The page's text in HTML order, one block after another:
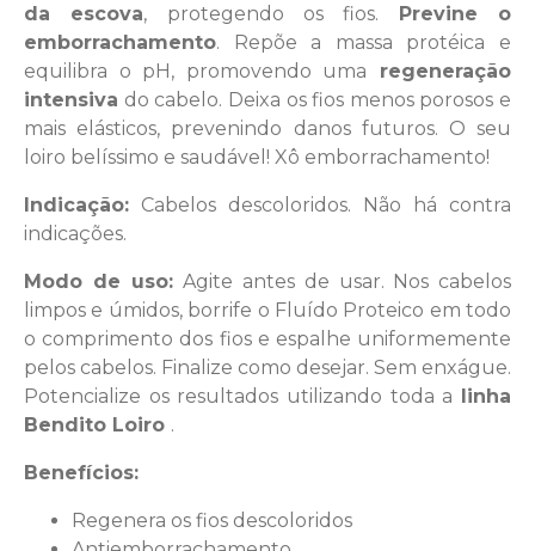
da escova, protegendo os fios. Previne o
emborrachamento. Repõe a massa protéica e
equilibra o pH, promovendo uma regeneração
intensiva do cabelo. Deixa os fios menos porosos e
mais elásticos, prevenindo danos futuros. O seu
loiro belíssimo e saudável! Xô emborrachamento!
Indicação: Cabelos descoloridos. Não há contra
indicações.
Modo de uso:Agite antes de usar. Nos cabelos
limpos e úmidos, borrife o Fluído Proteico em todo
o comprimento dos fios e espalhe uniformemente
pelos cabelos. Finalize como desejar. Sem enxágue.
Potencialize os resultados utilizando toda a linha
Bendito Loiro .
Benefícios:
Regenera os fios descoloridos